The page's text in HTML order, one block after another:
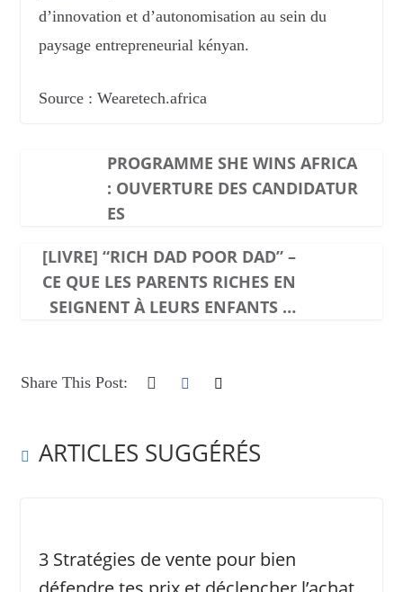
d’innovation et d’autonomisation au sein du
paysage entrepreneurial kényan.
Source : Wearetech.africa
PROGRAMME SHE WINS AFRICA
: OUVERTURE DES CANDIDATUR
ES
[LIVRE] “RICH DAD POOR DAD” –
CE QUE LES PARENTS RICHES EN
SEIGNENT À LEURS ENFANTS …
Share This Post:
ARTICLES SUGGÉRÉS
3 Stratégies de vente pour bien